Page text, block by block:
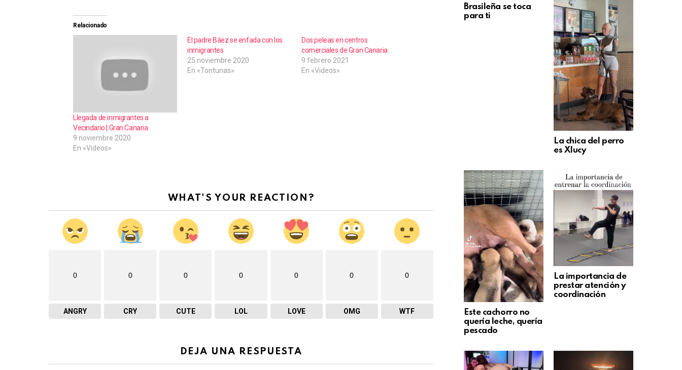
g
a
.
.
Relacionado
Llegada de inmigrantes a
Vecindario | Gran Canaria
9 noviembre 2020
En «Videos»
El padre Báez se enfada con los
inmigrantes
25 noviembre 2020
En «Tontunas»
Dos peleas en centros
comerciales de Gran Canaria
9 febrero 2021
En «Videos»
WHAT'S YOUR REACTION?
0
ANGRY
0
CRY
0
CUTE
0
LOL
0
LOVE
0
OMG
0
WTF
DEJA UNA RESPUESTA
Brasileña se toca
para ti
La chica del perro
es Xlucy
Este cachorro no
quería leche, quería
pescado
La importancia de
prestar atención y
coordinación